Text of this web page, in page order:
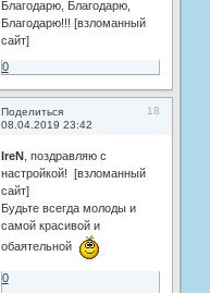
Благодарю, Благодарю,
Благодарю!!! [взломанный
сайт]
0
Поделиться
18
08.04.2019 23:42
IreN, поздравляю с
настройкой! [взломанный
сайт]
Будьте всегда молоды и
самой красивой и
обаятельной
0